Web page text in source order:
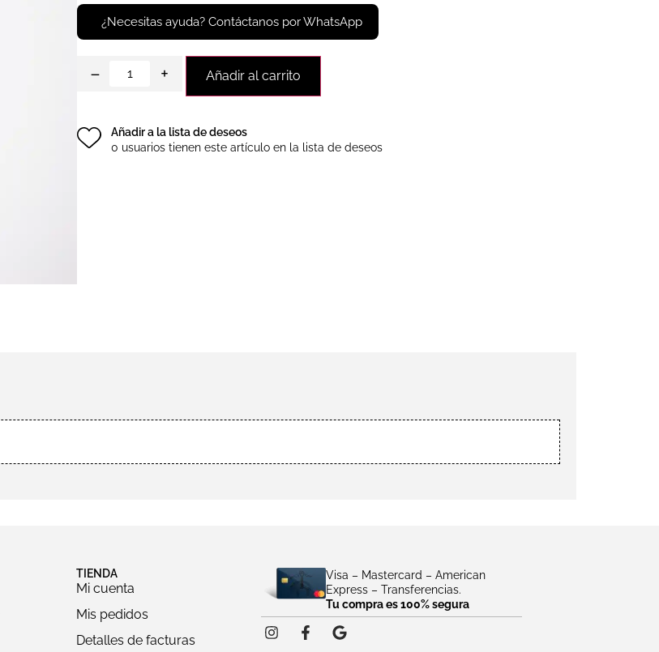
¿Necesitas ayuda? Contáctanos por WhatsApp
− + Añadir al carrito
Añadir a la lista de deseos
0 usuarios tienen este artículo en la lista de deseos
TIENDA
Mi cuenta
Mis pedidos
Detalles de facturas
Visa – Mastercard – American
Express – Transferencias.
Tu compra es 100% segura